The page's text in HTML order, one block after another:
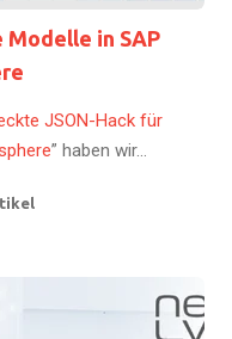
in SAP
JSON-Hack für
” haben wir...